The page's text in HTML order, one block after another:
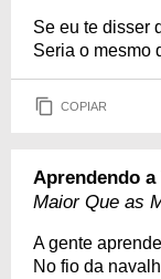
Se eu te disser
Seria o mesmo
COPIAR
Aprendendo a
Maior Que as
A gente
No fio da